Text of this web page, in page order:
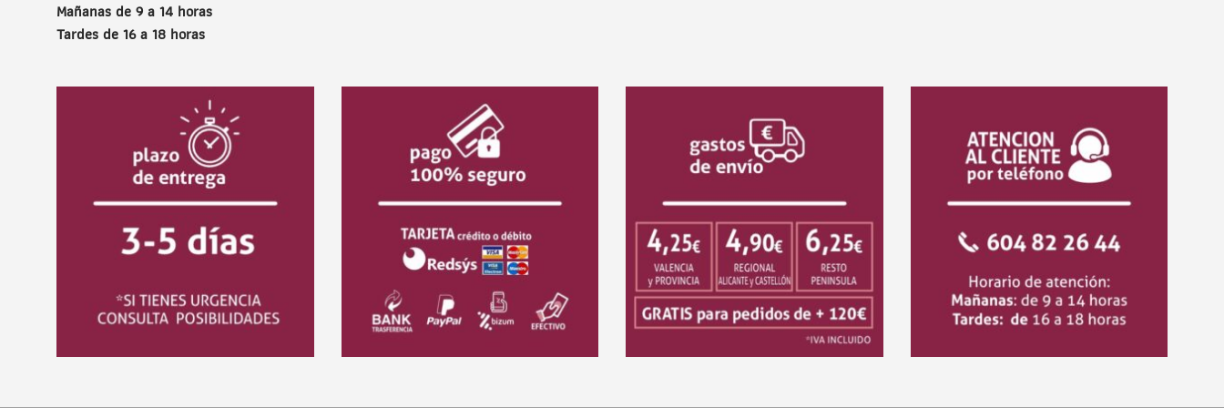
Mañanas de 9 a 14 horas
Tardes de 16 a 18 horas